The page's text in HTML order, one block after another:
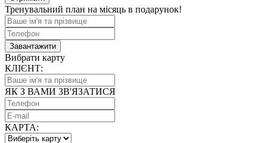
Тренувальний план на місяць в подарунок!
Завантажити
Вибрати карту
КЛІЄНТ:
ЯК З ВАМИ ЗВ'ЯЗАТИСЯ
КАРТА: